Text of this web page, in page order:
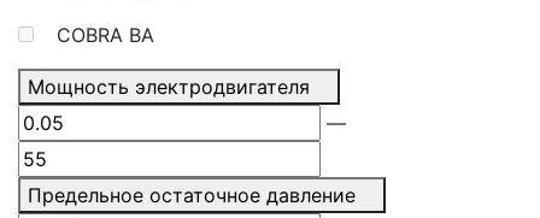
COBRA BA
Мощность электродвигателя
—
Предельное остаточное давление